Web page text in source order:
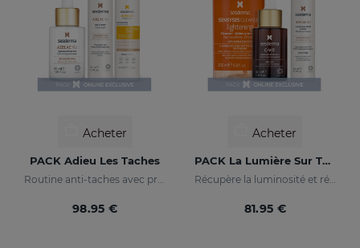
Acheter
PACK Adieu Les Taches
Routine anti-taches avec protection solaire
98.95 €
Acheter
PACK La Lumière Sur Ta Peau
Récupère la luminosité et réduit les taches de la peau
81.95 €